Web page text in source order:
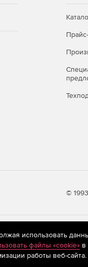
©
относящихся к
использовать
файлы «cookie»в
работы веб-сайта.